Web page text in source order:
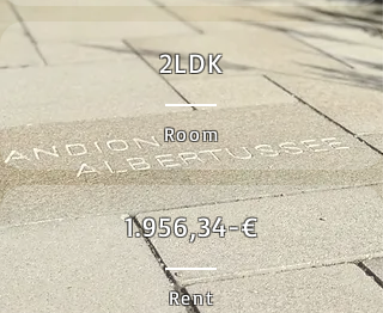
2LDK
Room
1.956,34-€
Rent